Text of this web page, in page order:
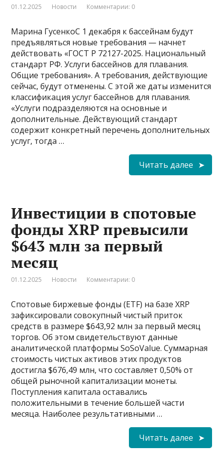
01.12.2025 Новости Комментарии: 0
Марина ГусенкоС 1 декабря к бассейнам будут
предъявляться новые требования — начнет
действовать «ГОСТ Р 72127-2025. Национальный
стандарт РФ. Услуги бассейнов для плавания.
Общие требования». А требования, действующие
сейчас, будут отменены. С этой же даты изменится
классификация услуг бассейнов для плавания.
«Услуги подразделяются на основные и
дополнительные. Действующий стандарт
содержит конкретный перечень дополнительных
услуг, тогда …
Читать далее
Инвестиции в спотовые
фонды XRP превысили
$643 млн за первый
месяц
01.12.2025 Новости Комментарии: 0
Спотовые биржевые фонды (ETF) на базе XRP
зафиксировали совокупный чистый приток
средств в размере $643,92 млн за первый месяц
торгов. Об этом свидетельствуют данные
аналитической платформы SoSoValue. Суммарная
стоимость чистых активов этих продуктов
достигла $676,49 млн, что составляет 0,50% от
общей рыночной капитализации монеты.
Поступления капитала оставались
положительными в течение большей части
месяца. Наиболее результативными …
Читать далее